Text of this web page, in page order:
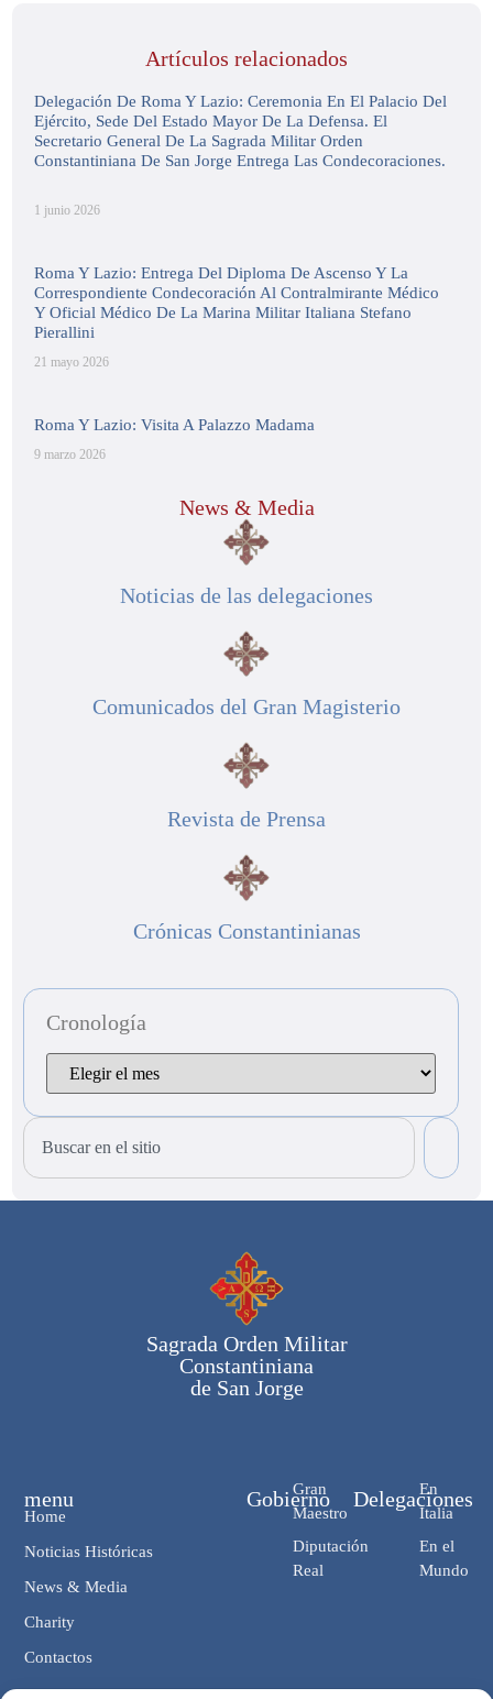
Artículos relacionados
Delegación De Roma Y Lazio: Ceremonia En El Palacio Del
Ejército, Sede Del Estado Mayor De La Defensa. El
Secretario General De La Sagrada Militar Orden
Constantiniana De San Jorge Entrega Las Condecoraciones.
1 junio 2026
Roma Y Lazio: Entrega Del Diploma De Ascenso Y La
Correspondiente Condecoración Al Contralmirante Médico
Y Oficial Médico De La Marina Militar Italiana Stefano
Pierallini
21 mayo 2026
Roma Y Lazio: Visita A Palazzo Madama
9 marzo 2026
News & Media
Noticias de las delegaciones
Comunicados del Gran Magisterio
Revista de Prensa
Crónicas Constantinianas
Cronología
Sagrada Orden Militar
Constantiniana
de San Jorge
Gobierno
Gran
Maestro
Diputación
Real
Delegaciones
En
Italia
En el
Mundo
menu
Home
Noticias Históricas
News & Media
Charity
Contactos